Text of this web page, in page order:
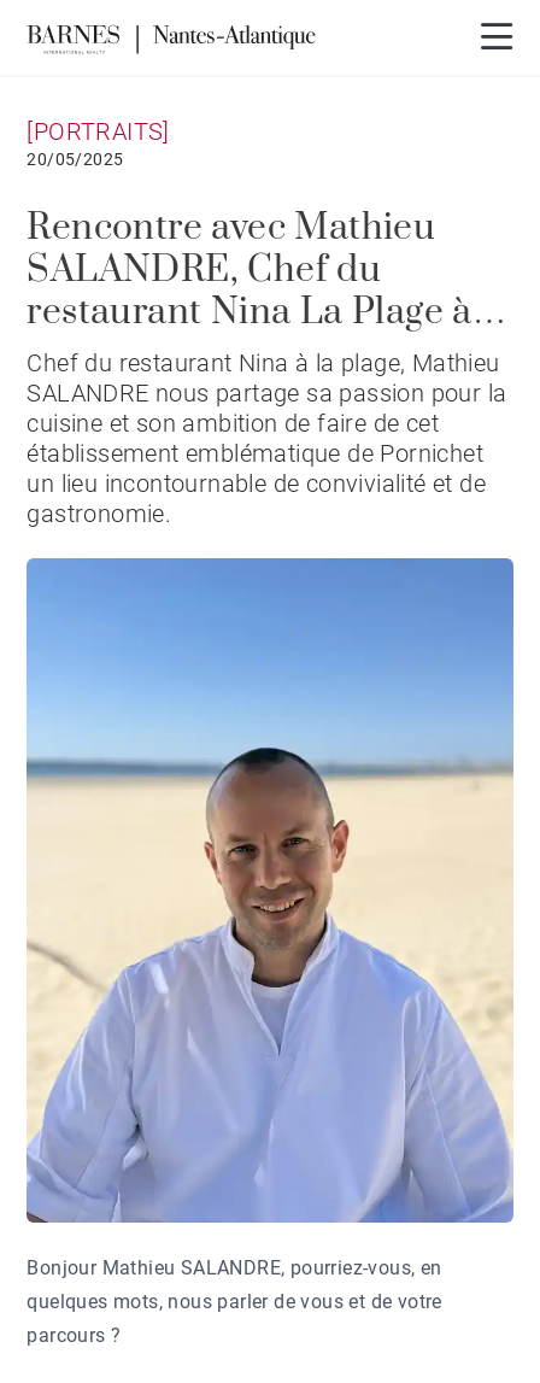
[PORTRAITS]
20/05/2025
Rencontre avec Mathieu
SALANDRE, Chef du
restaurant Nina La Plage à
Pornichet
Chef du restaurant Nina à la plage, Mathieu
SALANDRE nous partage sa passion pour la
cuisine et son ambition de faire de cet
établissement emblématique de Pornichet
un lieu incontournable de convivialité et de
gastronomie.
Bonjour Mathieu SALANDRE, pourriez-vous, en
quelques mots, nous parler de vous et de votre
parcours ?